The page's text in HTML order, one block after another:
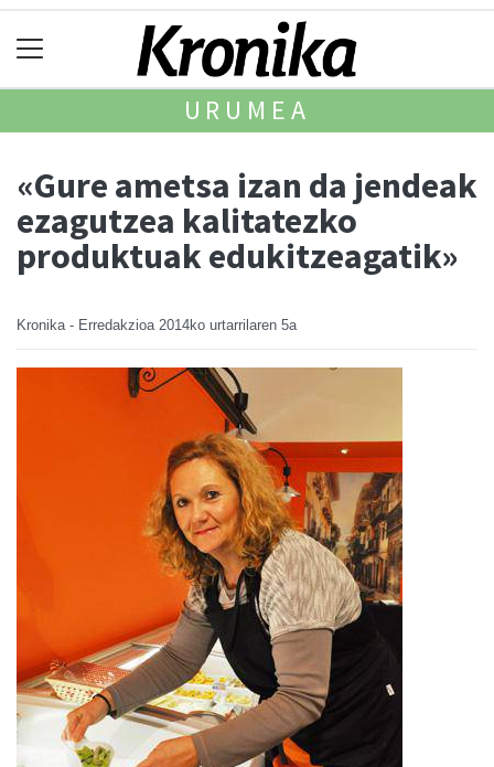
URUMEA
«Gure ametsa izan da jendeak
ezagutzea kalitatezko
produktuak edukitzeagatik»
Kronika - Erredakzioa 2014ko urtarrilaren 5a